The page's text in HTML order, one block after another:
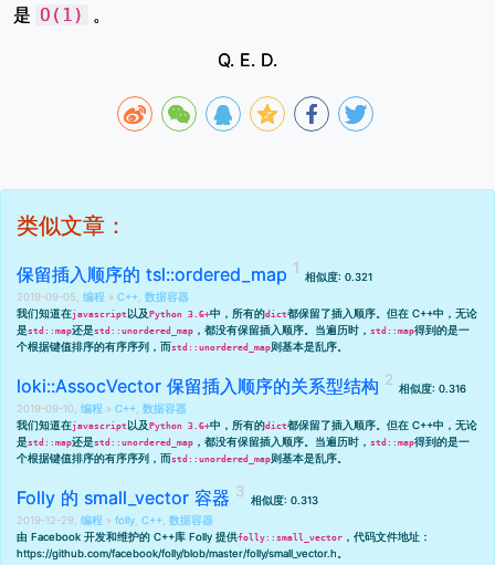
是 O(1) 。
Q. E. D.
类似文章：
保留插入顺序的 tsl::ordered_map
相似度: 0.321
2019-09-05, 编程 » C++ 数据容器
我们知道在javascript 以及 Python 3.6+中，所有的dict都保留了插入顺序。但在 C++中，无论
是std::map还是std::unordered_map ，都没有保留插入顺序。当遍历时， std::map得到的是一
个根据键值排序的有序序列，而std::unordered_map则基本是乱序。
loki::AssocVector 保留插入顺序的关系型结构
相似度: 0.316
2019-09-10, 编程 » C++ 数据容器
我们知道在javascript 以及 Python 3.6+中，所有的dict都保留了插入顺序。但在 C++中，无论
是std::map还是std::unordered_map ，都没有保留插入顺序。当遍历时， std::map得到的是一
个根据键值排序的有序序列，而std::unordered_map则基本是乱序。
Folly 的 small_vector 容器
相似度: 0.313
2019-12-29, 编程 » folly C++ 数据容器
由 Facebook 开发和维护的 C++库 Folly 提供folly::small_vector ，代码文件地址：
https://github.com/facebook/folly/blob/master/folly/small_vector.h